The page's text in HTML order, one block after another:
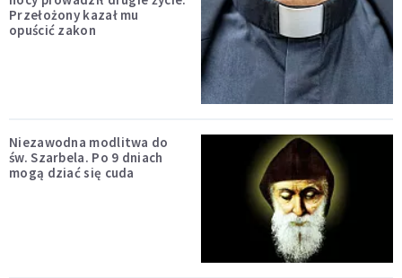
Przełożony kazał mu
opuścić zakon
Niezawodna modlitwa do
św. Szarbela. Po 9 dniach
mogą dziać się cuda